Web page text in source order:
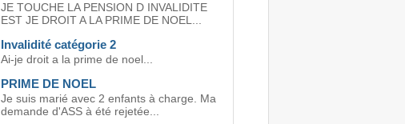
JE TOUCHE LA PENSION D INVALIDITE
EST JE DROIT A LA PRIME DE NOEL...
Invalidité catégorie 2
Ai-je droit a la prime de noel...
PRIME DE NOEL
Je suis marié avec 2 enfants à charge. Ma
demande d'ASS à été rejetée...